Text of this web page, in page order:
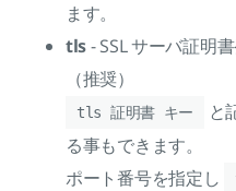
ます。
tls- SSL サーバ証明
（推奨）
tls 証明書 キー
と
る事もできます。
ポート番号を指定し